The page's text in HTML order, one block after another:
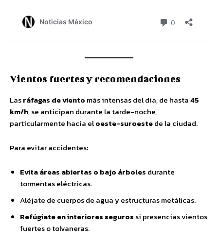
Vientos fuertes y recomendaciones
Lasráfagas de viento más intensas del día, de hasta45
km/h, se anticipan durante la tarde-noche,
particularmente hacia eloeste-suroestede la ciudad.
Para evitar accidentes:
Evita áreas abiertas o bajo árboles durante
tormentas eléctricas.
Aléjate de cuerpos de agua y estructuras metálicas.
Refúgiate en interiores seguros si presencias vientos
fuertes o tolvaneras.